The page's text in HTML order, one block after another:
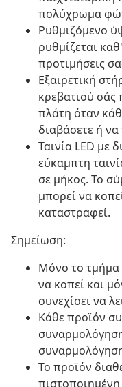
πολύχρωμα
Ρυθμιζόμενο
ρυθμίζεται
προτιμήσεις
Εξαιρετική
κρεβατιού σάς
πλάτη όταν
διαβάσετε ή
Ταινία LED με
εύκαμπτη
σε μήκος. Το
μπορεί να
καταστραφεί.
Σημείωση:
Μόνο το τμήμα
να κοπεί και
συνεχίσει να
Κάθε προϊόν
Το προϊόν